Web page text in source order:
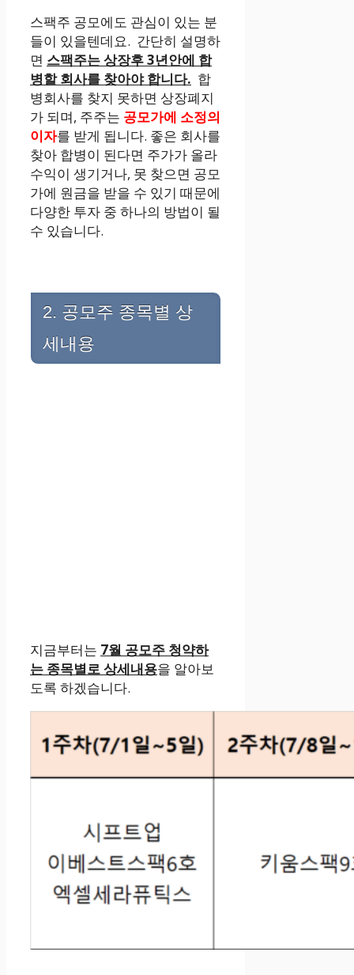
스팩주 공모에도 관심이 있는 분
들이 있을텐데요. 간단히 설명하
면 스팩주는 상장후 3년안에 합
병할 회사를 찾아야 합니다. 합
병회사를 찾지 못하면 상장폐지
가 되며, 주주는 공모가에 소정의
이자를 받게 됩니다. 좋은 회사를
찾아 합병이 된다면 주가가 올라
수익이 생기거나, 못 찾으면 공모
가에 원금을 받을 수 있기 때문에
다양한 투자 중 하나의 방법이 될
수 있습니다.
2. 공모주 종목별 상
세내용
지금부터는 7월 공모주 청약하
는 종목별로 상세내용을 알아보
도록 하겠습니다.